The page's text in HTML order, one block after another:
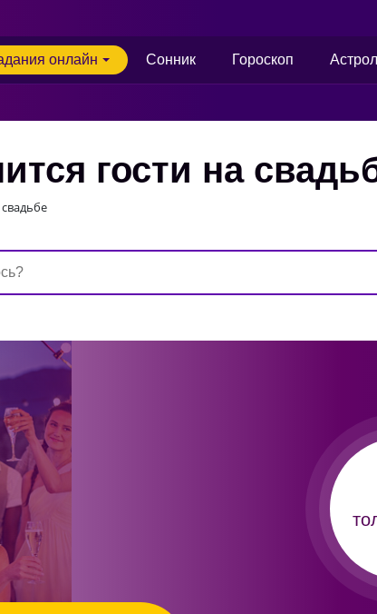
онлайн Сонник Гороскоп
гости на